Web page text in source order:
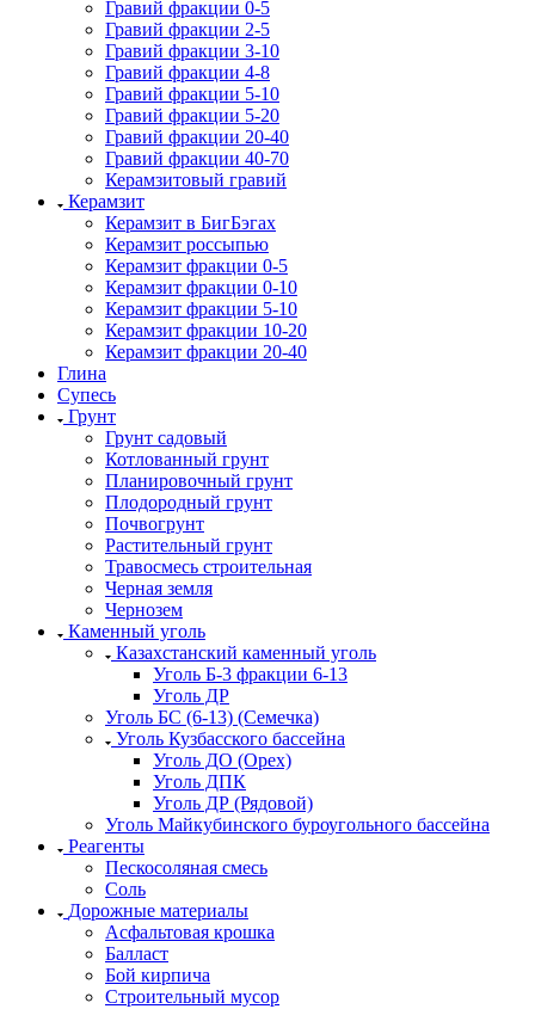
Гравий фракции 0-5
Гравий фракции 2-5
Гравий фракции 3-10
Гравий фракции 4-8
Гравий фракции 5-10
Гравий фракции 5-20
Гравий фракции 20-40
Гравий фракции 40-70
Керамзитовый гравий
Керамзит
Керамзит в БигБэгах
Керамзит россыпью
Керамзит фракции 0-5
Керамзит фракции 0-10
Керамзит фракции 5-10
Керамзит фракции 10-20
Керамзит фракции 20-40
Глина
Супесь
Грунт
Грунт садовый
Котлованный грунт
Планировочный грунт
Плодородный грунт
Почвогрунт
Растительный грунт
Травосмесь строительная
Черная земля
Чернозем
Каменный уголь
Казахстанский каменный уголь
Уголь Б-3 фракции 6-13
Уголь ДР
Уголь БС (6-13) (Семечка)
Уголь Кузбасского бассейна
Уголь ДО (Орех)
Уголь ДПК
Уголь ДР (Рядовой)
Уголь Майкубинского буроугольного бассейна
Реагенты
Пескосоляная смесь
Соль
Дорожные материалы
Асфальтовая крошка
Балласт
Бой кирпича
Строительный мусор